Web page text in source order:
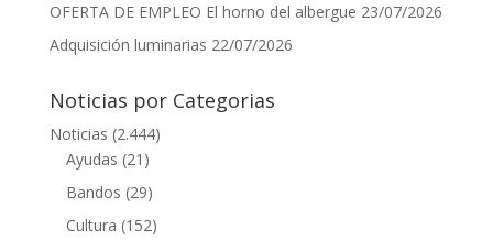
OFERTA DE EMPLEO El horno del albergue 23/07/2026
Adquisición luminarias 22/07/2026
Noticias por Categorias
Noticias (2.444)
Ayudas (21)
Bandos (29)
Cultura (152)